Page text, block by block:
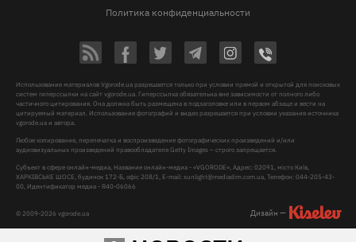
Политика конфиденциальности
© 2009-2026 vgorode.ua
Использование материалов Vgorode.ua разрешается только при условии прямой и открытой для поисковых
систем гиперссылки на сайт vgorode.ua. Гиперссылка обязательна вне зависимости от полного либо
частичного цитирования. Она должна быть размещена в подзаголовке или в первом абзаце и вести на
цитируемый материал. Использование фотографий и видео разрешается при условии указания источника
vgorode.ua и автора.
Любое копирование, перепечатка и воспроизведение фотографических произведений и/или
аудиовизуальных произведений правообладателя Getty Images – строго запрещается.
Субъект в сфере онлайн-медиа, Название онлайн-медиа - «VGORODE», Адрес: 02091, місто Київ,
ХАРКІВСЬКЕ ШОСЕ, будинок 172-Б, офіс 208/1, E-mail:sunlight@mediadim.com.ua, Телефон: 044-205-43-
00, Идентификатор медиа - R40-06066
Дизайн —